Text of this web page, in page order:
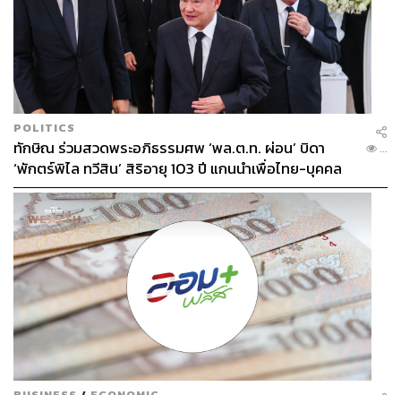
4. นายกฯ ต้องตระหนักว่า ในความเป็นผู้นำรัฐบาลนั้น นา
ยกฯ ควรนำเสนอถึงสิ่งที่นักยุทธศาสตร์เรียกว่า “Exit
Strategy” ที่หมายถึง ยุทธศาสตร์ในการแสวงหาทางออกจาก
ปัญหา เพื่อให้สังคมเกิดความหวังในการยุติปัญหาความขัด
แย้งในอนาคต และที่สำคัญคือ ยุทธศาสตร์นี้จะเป็นช่อง
ทางในการพาประเทศออกจากสภาวะวิกฤต อันเป็นหน้าที่
โดยตรงของรัฐบาลทุกรัฐบาล เพราะโดยหลักการของ
วิชาการเมืองระหว่างประเทศนั้น รัฐบาลต้องเป็นผู้ที่มีความ
รับผิดชอบในการคลี่คลายวิกฤตของประเทศ ไม่ใช่เป็นการ
พาประเทศถลำลึกเข้าไปติด “กับดักวิกฤต” มากขึ้น
5. นายกฯ อาจต้องทำความเข้าใจกับ ”โครงสร้างและระบบ
งาน” ความมั่นคงของประเทศ เพราะระบบนี้กำหนดบทบาท
สำคัญไว้กับ 4 ตำแหน่งหลัก คือ รองนายกฯ ฝ่ายความมั่นคง
รัฐมนตรีต่างประเทศ รัฐมนตรีกลาโหม และเลขาธิการสภาค
วามมั่นคงแห่งชาติ บุคคลทั้ง 4 ตำแหน่งคือ “จตุรัสความ
มั่นคงไทย” ซึ่งจะต้องทำหน้าที่เป็น “จักรกล” ในการจัดการ
ปัญหาความมั่นคงของประเทศ แต่ในสถานปัจจุบัน มีคำถาม
POLITICS
ทักษิณ ร่วมสวดพระอภิธรรมศพ ‘พล.ต.ท. ผ่อน’ บิดา
‘พักตร์พิไล ทวีสิน’ สิริอายุ 103 ปี แกนนำเพื่อไทย-บุคคล
หลากวงการร่วมอาลัย
...